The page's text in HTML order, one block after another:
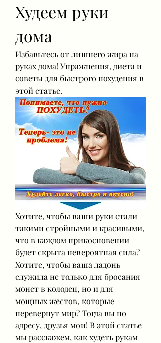
Худеем руки
дома
Избавьтесь от лишнего жира на
руках дома! Упражнения, диета и
советы для быстрого похудения в
этой статье.
Хотите, чтобы ваши руки стали
такими стройными и красивыми,
что в каждом прикосновении
будет скрыта невероятная сила?
Хотите, чтобы ваша ладонь
служила не только для бросания
монет в колодец, но и для
мощных жестов, которые
перевернут мир? Тогда вы по
адресу, друзья мои! В этой статье
мы расскажем, как худеть рукам